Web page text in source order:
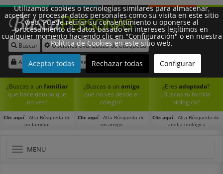
Buscar
Opciones avanzadas de búsqueda
Acceder
Registrarse
¿Buscas a unfamiliar
que hace tiempo que
no ves?
Clic aquí- Alta Búsqueda de
un familiar
¿Buscas a unamigo
que no ves desde el
colegio?
Clic aquí- Alta Búsqueda de
un amigo
¿Eres adoptado?
¿Buscas tu familia
biológica?
Clic aquí- Alta Búsqueda de
familia biológica
MENU
Utilizamos cookies o tecnologías similares para almacenar,
acceder y procesar datos personales como su visita en este sitio
web. Puede retirar su consentimiento u oponerse al
procesamiento de datos basado en intereses legítimos en
cualquier momento haciendo clic en "Configuración" o en nuestra
Política de Cookies en este sitio web.
Aceptar todas Rechazar todas Configurar